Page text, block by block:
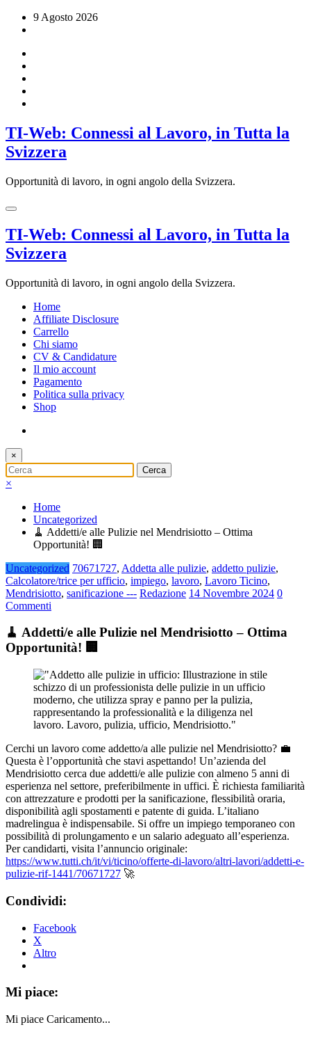
9 Agosto 2026
TI-Web: Connessi al Lavoro, in Tutta la
Svizzera
Opportunità di lavoro, in ogni angolo della Svizzera.
TI-Web: Connessi al Lavoro, in Tutta la
Svizzera
Opportunità di lavoro, in ogni angolo della Svizzera.
Home
Affiliate Disclosure
Carrello
Chi siamo
CV & Candidature
Il mio account
Pagamento
Politica sulla privacy
Shop
×
×
Home
Uncategorized
🧹 Addetti/e alle Pulizie nel Mendrisiotto – Ottima
Opportunità! 🏢
Uncategorized 70671727, Addetta alle pulizie, addetto pulizie,
Calcolatore/trice per ufficio, impiego, lavoro, Lavoro Ticino,
Mendrisiotto, sanificazione --- Redazione 14 Novembre 2024 0
Commenti
🧹 Addetti/e alle Pulizie nel Mendrisiotto – Ottima
Opportunità! 🏢
Cerchi un lavoro come addetto/a alle pulizie nel Mendrisiotto? 💼
Questa è l’opportunità che stavi aspettando! Un’azienda del
Mendrisiotto cerca due addetti/e alle pulizie con almeno 5 anni di
esperienza nel settore, preferibilmente in uffici. È richiesta familiarità
con attrezzature e prodotti per la sanificazione, flessibilità oraria,
disponibilità agli spostamenti e patente di guida. L’italiano
madrelingua è indispensabile. Si offre un impiego temporaneo con
possibilità di prolungamento e un salario adeguato all’esperienza.
Per candidarti, visita l’annuncio originale:
https://www.tutti.ch/it/vi/ticino/offerte-di-lavoro/altri-lavori/addetti-e-
pulizie-rif-1441/70671727 🚀
Condividi:
Facebook
X
Altro
Mi piace:
Mi piace Caricamento...